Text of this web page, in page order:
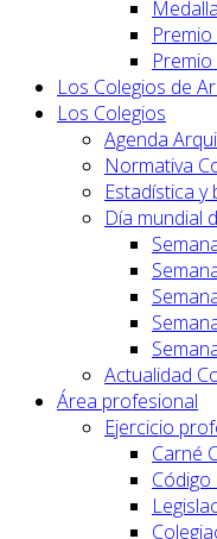
Los Colegios de
Los Colegios
Agenda
Normativa
Estadística
Día mundial
Actualidad
Área profesional
Ejercicio
Carné